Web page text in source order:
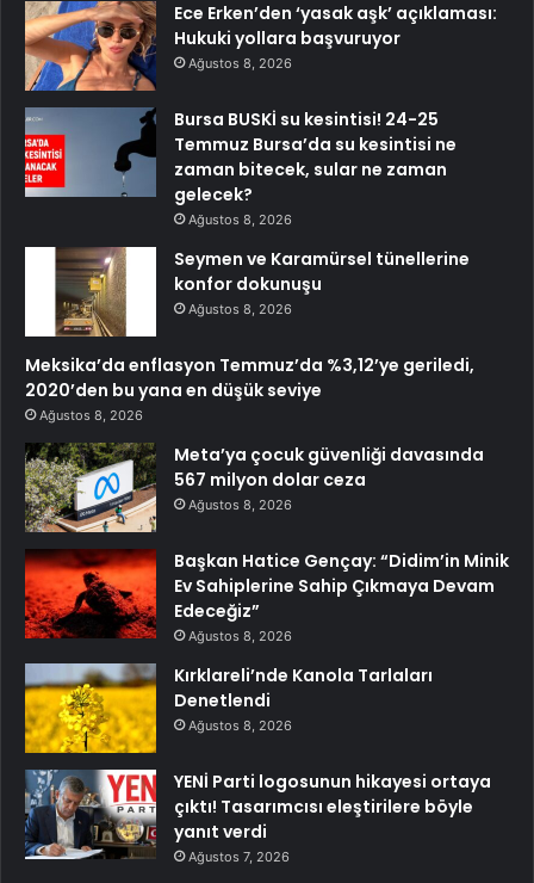
Ece Erken’den ‘yasak aşk’ açıklaması:
Hukuki yollara başvuruyor
Ağustos 8, 2026
Bursa BUSKİ su kesintisi! 24-25
Temmuz Bursa’da su kesintisi ne
zaman bitecek, sular ne zaman
gelecek?
Ağustos 8, 2026
Seymen ve Karamürsel tünellerine
konfor dokunuşu
Ağustos 8, 2026
Meksika’da enflasyon Temmuz’da %3,12’ye geriledi,
2020’den bu yana en düşük seviye
Ağustos 8, 2026
Meta’ya çocuk güvenliği davasında
567 milyon dolar ceza
Ağustos 8, 2026
Başkan Hatice Gençay: “Didim’in Minik
Ev Sahiplerine Sahip Çıkmaya Devam
Edeceğiz”
Ağustos 8, 2026
Kırklareli’nde Kanola Tarlaları
Denetlendi
Ağustos 8, 2026
YENİ Parti logosunun hikayesi ortaya
çıktı! Tasarımcısı eleştirilere böyle
yanıt verdi
Ağustos 7, 2026